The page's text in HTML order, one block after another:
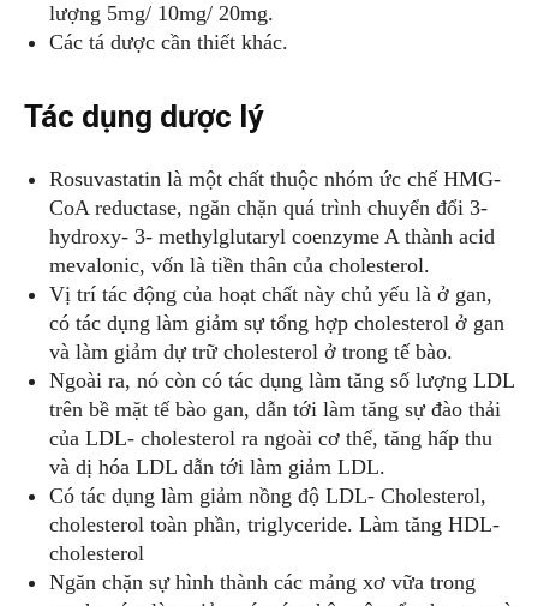
lượng 5mg/ 10mg/ 20mg.
Các tá dược cần thiết khác.
Tác dụng dược lý
Rosuvastatin là một chất thuộc nhóm ức chế HMG-
CoA reductase, ngăn chặn quá trình chuyển đổi 3-
hydroxy- 3- methylglutaryl coenzyme A thành acid
mevalonic, vốn là tiền thân của cholesterol.
Vị trí tác động của hoạt chất này chủ yếu là ở gan,
có tác dụng làm giảm sự tổng hợp cholesterol ở gan
và làm giảm dự trữ cholesterol ở trong tế bào.
Ngoài ra, nó còn có tác dụng làm tăng số lượng LDL
trên bề mặt tế bào gan, dẫn tới làm tăng sự đào thải
của LDL- cholesterol ra ngoài cơ thể, tăng hấp thu
và dị hóa LDL dẫn tới làm giảm LDL.
Có tác dụng làm giảm nồng độ LDL- Cholesterol,
cholesterol toàn phần, triglyceride. Làm tăng HDL-
cholesterol
Ngăn chặn sự hình thành các mảng xơ vữa trong